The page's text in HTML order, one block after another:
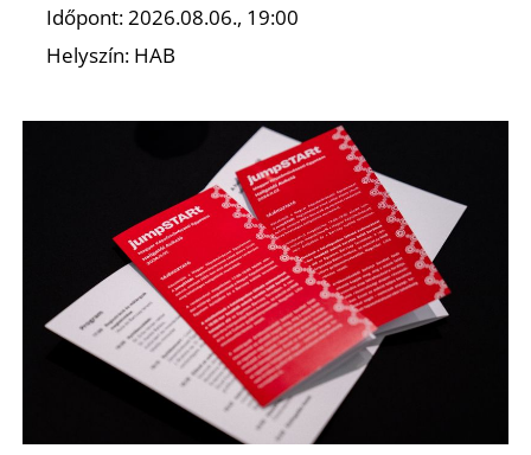
Időpont: 2026.08.06., 19:00
Helyszín: HAB